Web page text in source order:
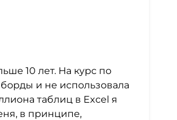
10 лет. На курс по
и не использовала
таблиц в Excel я
в принципе,